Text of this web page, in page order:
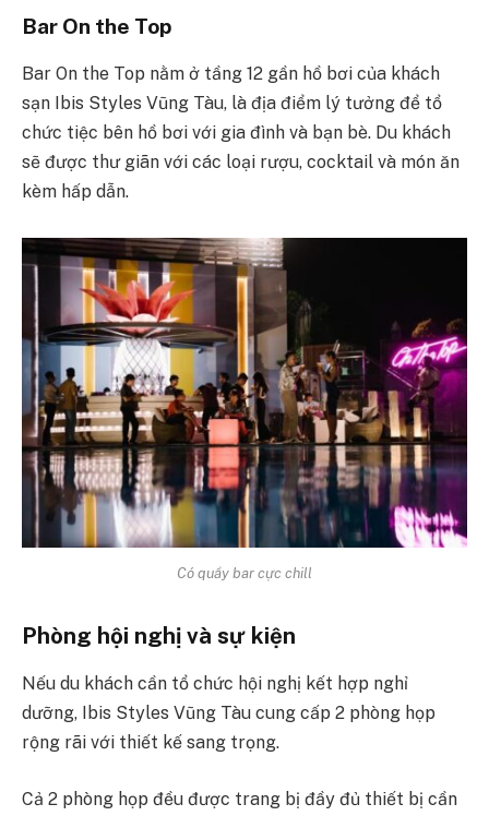
Bar On the Top
Bar On the Top nằm ở tầng 12 gần hồ bơi của khách
sạn Ibis Styles Vũng Tàu, là địa điểm lý tưởng để tổ
chức tiệc bên hồ bơi với gia đình và bạn bè. Du khách
sẽ được thư giãn với các loại rượu, cocktail và món ăn
kèm hấp dẫn.
Có quầy bar cực chill
Phòng hội nghị và sự kiện
Nếu du khách cần tổ chức hội nghị kết hợp nghỉ
dưỡng, Ibis Styles Vũng Tàu cung cấp 2 phòng họp
rộng rãi với thiết kế sang trọng.
Cả 2 phòng họp đều được trang bị đầy đủ thiết bị cần